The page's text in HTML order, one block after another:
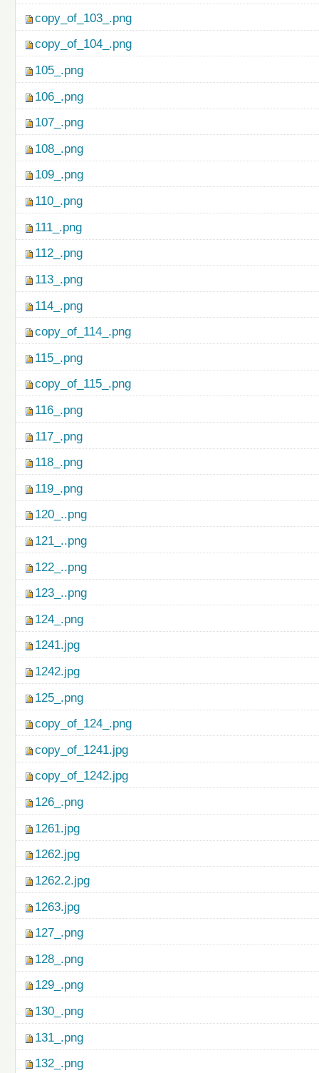
copy_of_103_.png
copy_of_104_.png
105_.png
106_.png
107_.png
108_.png
109_.png
110_.png
111_.png
112_.png
113_.png
114_.png
copy_of_114_.png
115_.png
copy_of_115_.png
116_.png
117_.png
118_.png
119_.png
120_..png
121_..png
122_..png
123_..png
124_.png
1241.jpg
1242.jpg
125_.png
copy_of_124_.png
copy_of_1241.jpg
copy_of_1242.jpg
126_.png
1261.jpg
1262.jpg
1262.2.jpg
1263.jpg
127_.png
128_.png
129_.png
130_.png
131_.png
132_.png